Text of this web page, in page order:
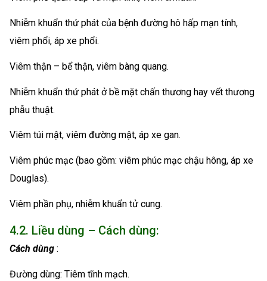
Nhiễm khuẩn thứ phát của bệnh đường hô hấp mạn tính,
viêm phổi, áp xe phổi.
Viêm thận – bể thận, viêm bàng quang.
Nhiễm khuẩn thứ phát ở bề mặt chấn thương hay vết thương
phẫu thuật.
Viêm túi mật, viêm đường mật, áp xe gan.
Viêm phúc mạc (bao gồm: viêm phúc mạc chậu hông, áp xe
Douglas).
Viêm phần phụ, nhiễm khuẩn tử cung.
4.2. Liều dùng – Cách dùng:
Cách dùng :
Đường dùng: Tiêm tĩnh mạch.